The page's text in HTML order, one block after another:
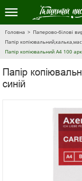
Головна Паперово-білові
Папір
Папір копіювальний А4 100
Папір
синій